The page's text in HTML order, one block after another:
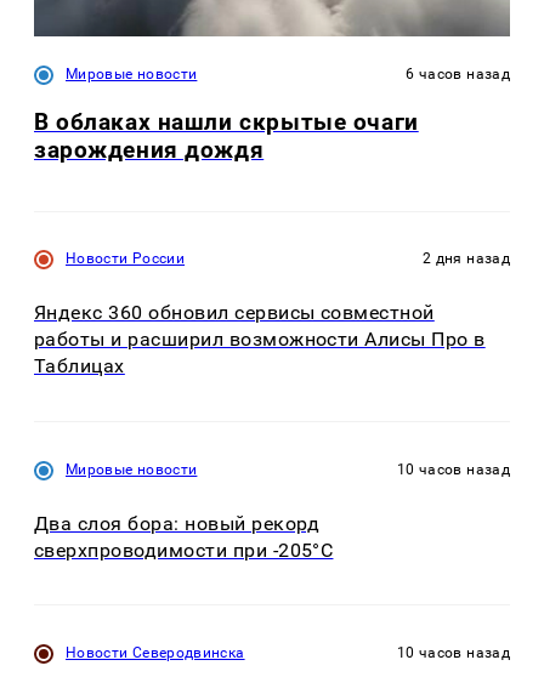
Мировые новости 6 часов назад
В облаках нашли скрытые очаги
зарождения дождя
Новости России 2 дня назад
Яндекс 360 обновил сервисы совместной
работы и расширил возможности Алисы Про в
Таблицах
Мировые новости 10 часов назад
Два слоя бора: новый рекорд
сверхпроводимости при -205°C
Новости Северодвинска 10 часов назад